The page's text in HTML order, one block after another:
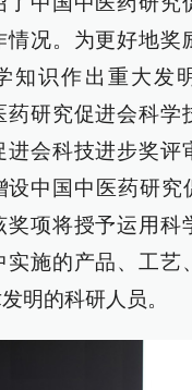
情况。为更好地奖
知识作出重大发
药研究促进会科学
会科技进步奖评
设中国中医药研究
奖项将授予运用科
实施的产品、工艺
明的科研人员。